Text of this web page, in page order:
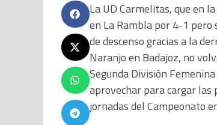
La UD Carmelitas, que en
en La Rambla por 4-1 pero
de descenso gracias a la
Naranjo en Badajoz, no
Segunda División
aprovechar para cargar las
jornadas del Campeonato